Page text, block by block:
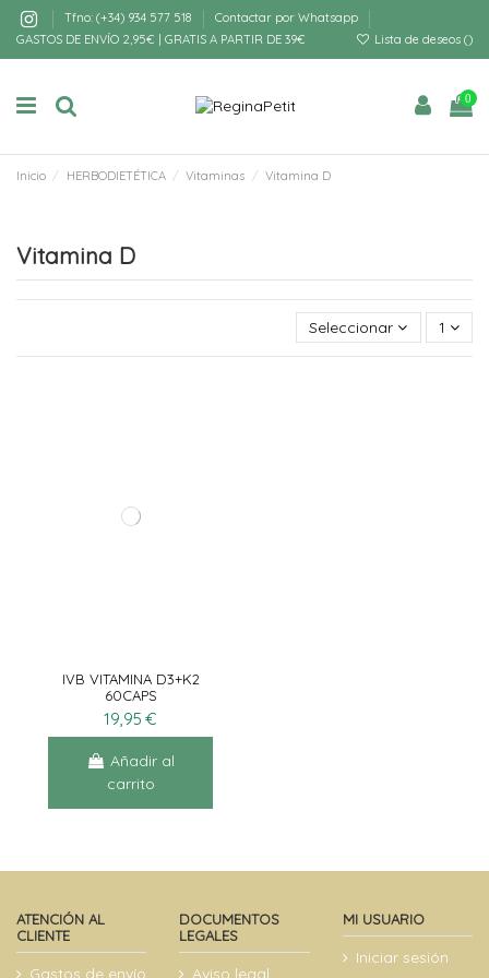
Tfno: (+34) 934 577 518
Contactar por Whatsapp
GASTOS DE ENVÍO 2,95€ | GRATIS A PARTIR DE 39€
Lista de deseos ()
0
Inicio HERBODIETÉTICA Vitaminas Vitamina D
Vitamina D
Seleccionar 1
IVB VITAMINA D3+K2
60CAPS
19,95 €
Añadir al
carrito
ATENCIÓN AL
CLIENTE
Gastos de envío
DOCUMENTOS
LEGALES
Aviso legal
MI USUARIO
Iniciar sesión